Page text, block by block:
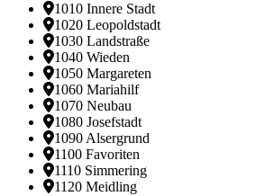
1010 Innere Stadt
1020 Leopoldstadt
1030 Landstraße
1040 Wieden
1050 Margareten
1060 Mariahilf
1070 Neubau
1080 Josefstadt
1090 Alsergrund
1100 Favoriten
1110 Simmering
1120 Meidling